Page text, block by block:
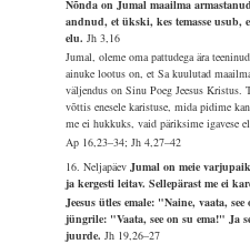
Nõnda on Jumal maailma
andnud, et ükski, kes temasse
elu.Jh 3,16
Jumal, oleme oma pattudega ära
ainuke lootus on, et Sa kuulutad
väljendus on Sinu Poeg Jeesus Kristus.
võttis enesele karistuse, mida pidime
me ei hukkuks, vaid päriksime igavese
Ap 16,23–34; Jh 4,27–42
16. NeljapäevJumal on meie
ja kergesti leitav. Sellepärast me ei
Jeesus ütles emale: "Naine, vaata,
jüngrile: "Vaata, see on su ema!" Ja
juurde.Jh 19,26–27